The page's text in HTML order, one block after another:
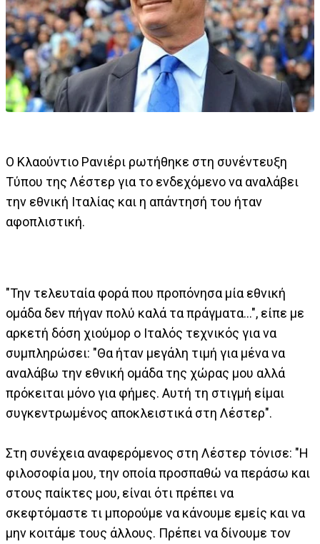
Ο Κλαούντιο Ρανιέρι ρωτήθηκε στη συνέντευξη
Τύπου της Λέστερ για το ενδεχόμενο να αναλάβει
την εθνική Ιταλίας και η απάντησή του ήταν
αφοπλιστική.
"Την τελευταία φορά που προπόνησα μία εθνική
ομάδα δεν πήγαν πολύ καλά τα πράγματα...", είπε με
αρκετή δόση χιούμορ ο Ιταλός τεχνικός για να
συμπληρώσει: "Θα ήταν μεγάλη τιμή για μένα να
αναλάβω την εθνική ομάδα της χώρας μου αλλά
πρόκειται μόνο για φήμες. Αυτή τη στιγμή είμαι
συγκεντρωμένος αποκλειστικά στη Λέστερ".
Στη συνέχεια αναφερόμενος στη Λέστερ τόνισε: "Η
φιλοσοφία μου, την οποία προσπαθώ να περάσω και
στους παίκτες μου, είναι ότι πρέπει να
σκεφτόμαστε τι μπορούμε να κάνουμε εμείς και να
μην κοιτάμε τους άλλους. Πρέπει να δίνουμε τον